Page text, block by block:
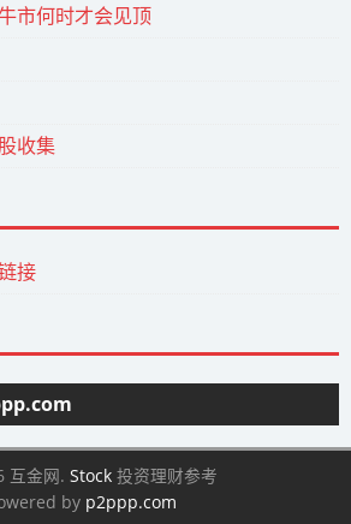
市何时才会见顶
收集
接
互金网. Stock 投资理财参考
by p2ppp.com